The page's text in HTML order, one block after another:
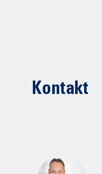
Kontakt